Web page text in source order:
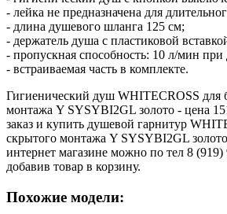
- лейка не предназначена для
- длина душевого шланга 125 см;
- держатель душа с пластиковой
- пропускная способность: 10 л/мин при
- встраиваемая часть в комплекте.
Гигиенический душ WHITECROSS для
монтажа Y SYSYBI2GL золото - цена
заказ и купить душевой гарнитур
скрытого монтажа Y SYSYBI2GL
интернет магазине можно по тел 8
добавив товар в корзину.
Похожие модели: